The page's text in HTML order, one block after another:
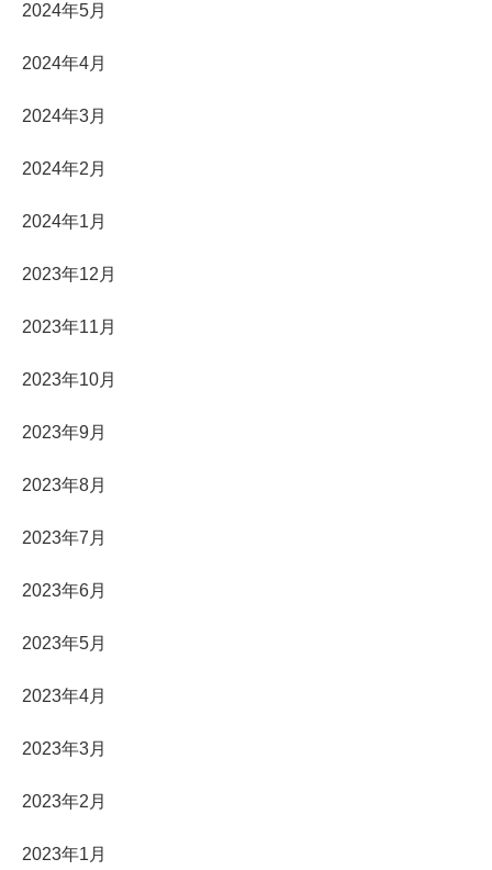
2024年5月
2024年4月
2024年3月
2024年2月
2024年1月
2023年12月
2023年11月
2023年10月
2023年9月
2023年8月
2023年7月
2023年6月
2023年5月
2023年4月
2023年3月
2023年2月
2023年1月